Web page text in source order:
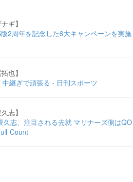
ギ】
2周年を記念した6大キャンペーンを実施
也】
継ぎで頑張る - 日刊スポーツ
志】
久志、注目される去就 マリナーズ側はQO
Count